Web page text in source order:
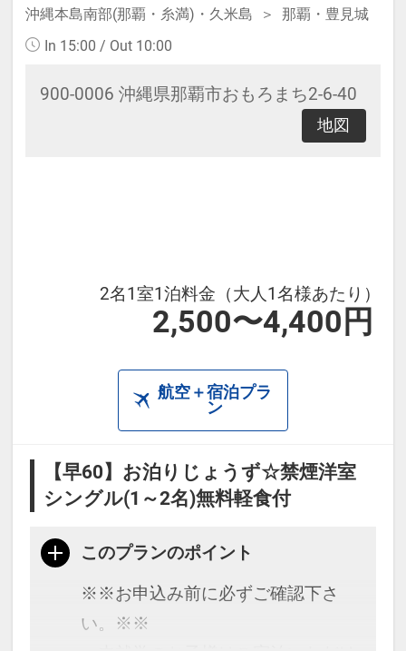
沖縄本島南部(那覇・糸満)・久米島
那覇・豊見城
In 15:00 / Out 10:00
900-0006 沖縄県那覇市おもろまち2-6-40
地図
2名1室1泊料金（大人1名様あたり）
2,500〜4,400円
航空＋宿泊プラ
ン
【早60】お泊りじょうず☆禁煙洋室
シングル(1～2名)無料軽食付
このプランのポイント
※※お申込み前に必ずご確認下さ
い。※※